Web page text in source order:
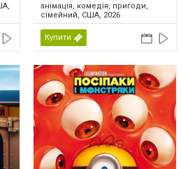
анімація, комедія, пригоди,
сімейний, США, 2026
Купити